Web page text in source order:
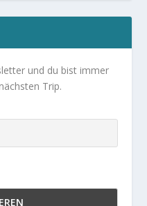
und du bist immer
Trip.